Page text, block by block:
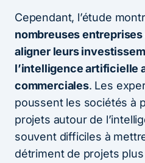
Cependant, l’étude
nombreuses
aligner leurs
l’intelligence artificielle
commerciales. Les
poussent les sociétés à
projets autour de
souvent difficiles à
détriment de projets